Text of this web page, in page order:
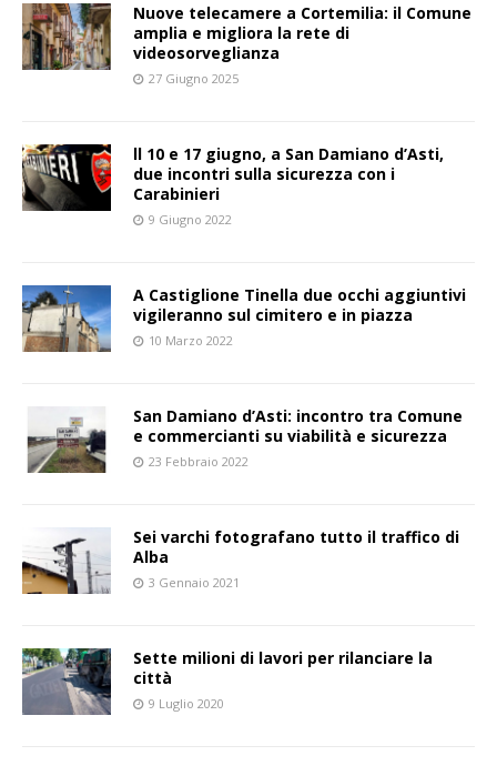
Nuove telecamere a Cortemilia: il Comune
amplia e migliora la rete di
videosorveglianza
27 Giugno 2025
ll 10 e 17 giugno, a San Damiano d’Asti,
due incontri sulla sicurezza con i
Carabinieri
9 Giugno 2022
A Castiglione Tinella due occhi aggiuntivi
vigileranno sul cimitero e in piazza
10 Marzo 2022
San Damiano d’Asti: incontro tra Comune
e commercianti su viabilità e sicurezza
23 Febbraio 2022
Sei varchi fotografano tutto il traffico di
Alba
3 Gennaio 2021
Sette milioni di lavori per rilanciare la
città
9 Luglio 2020